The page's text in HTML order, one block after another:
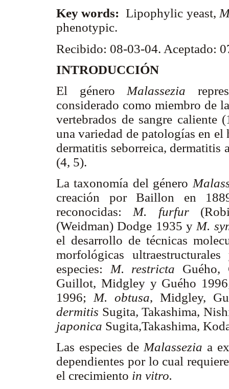
Key words: Lipophylic yeast,
phenotypic.
Recibido: 08-03-04. Aceptado:
INTRODUCCIÓN
El género Malassezia
considerado como miembro de
vertebrados de sangre caliente
una variedad de patologías en
dermatitis seborreica,
(4, 5).
La taxonomía del género
creación por Baillon en
reconocidas: M. furfur
(Weidman) Dodge 1935 y M.
el desarrollo de técnicas
morfológicas
especies: M. restricta
Guillot, Midgley y Guého
1996; M. obtusa, Midgley,
dermitis Sugita,Takashima,
japonica Sugita,Takashima,
Las especies de Malassezia a
dependientes por lo cual
el crecimiento in vitro.